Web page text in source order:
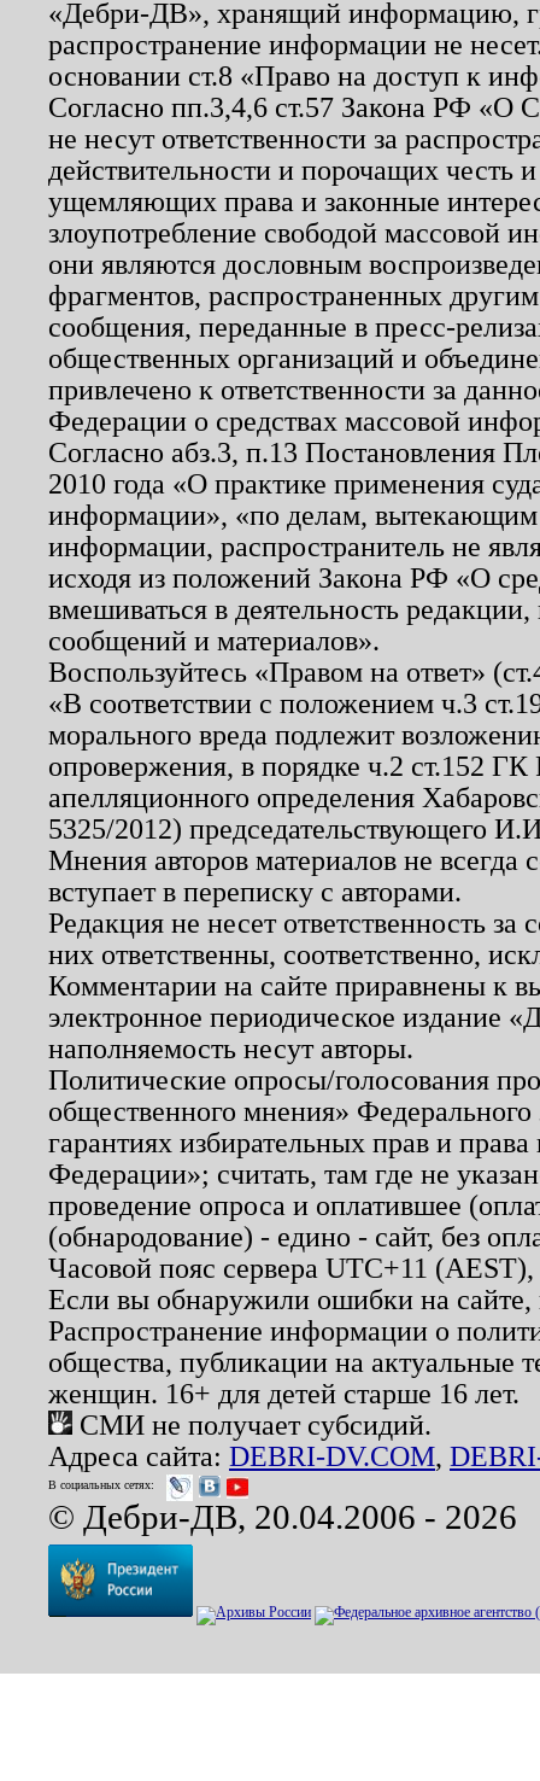
«Дебри-ДВ», хранящий информацию,
распространение информации не
основании ст.8 «Право на доступ к
Согласно пп.3,4,6 ст.57 Закона РФ «О
не несут ответственности за
действительности и порочащих честь
ущемляющих права и законные
злоупотребление свободой массовой
они являются дословным
фрагментов, распространенных
сообщения, переданные в пресс-
общественных организаций и
привлечено к ответственности за
Федерации о средствах массовой
Согласно абз.3, п.13 Постановления
2010 года «О практике применения
информации», «по делам, вытекающим
информации, распространитель не
исходя из положений Закона РФ «О
вмешиваться в деятельность
сообщений и материалов».
Воспользуйтесь «Правом на ответ»
«В соответствии с положением ч.3
морального вреда подлежит
опровержения, в порядке ч.2 ст.152
апелляционного определения
5325/2012) председательствующего
Мнения авторов материалов не
вступает в переписку с авторами.
Редакция не несет ответственность
них ответственны, соответственно,
Комментарии на сайте приравнены к
электронное периодическое издание
наполняемость несут авторы.
Политические опросы/голосования
общественного мнения»
гарантиях избирательных прав и
Федерации»; считать, там где не
проведение опроса и оплатившее
(обнародование) - едино - сайт, без
Часовой пояс сервера UTC+11
Если вы обнаружили ошибки на
Распространение информации о
общества, публикации на актуальные
женщин. 16+ для детей старше 16 лет.
СМИ не получает субсидий.
Адреса сайта: DEBRI-DV.COM,
В социальных сетях:
© Дебри-ДВ, 20.04.2006 - 2026